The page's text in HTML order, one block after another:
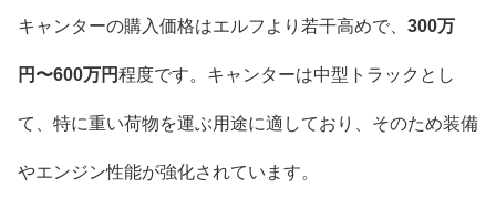
キャンターの購入価格はエルフより若干高めで、 300万
円〜600万円程度です。キャンターは中型トラックとし
て、特に重い荷物を運ぶ用途に適しており、そのため装備
やエンジン性能が強化されています。